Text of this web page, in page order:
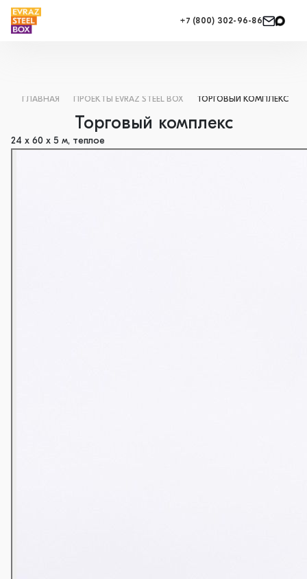
+7 (800) 302-96-86
ГЛАВНАЯ ПРОЕКТЫ EVRAZ STEEL BOX ТОРГОВЫЙ КОМПЛЕКС
Торговый комплекс
24 х 60 х 5 м, теплое